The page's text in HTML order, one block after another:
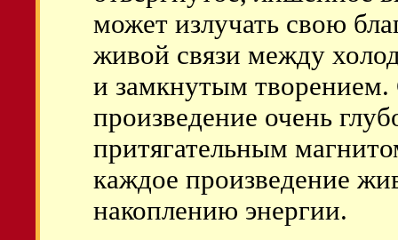
может излучать свою
живой связи между
и замкнутым
произведение очень
притягательным
каждое произведение
накоплению энергии.